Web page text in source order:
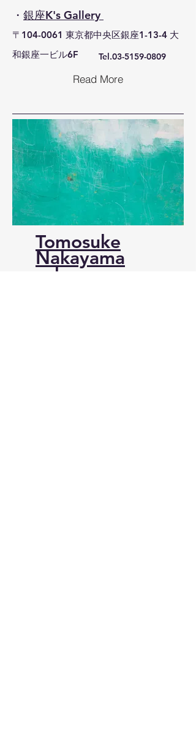
・ 銀座K's Gallery
〒104-0061 東京都中央区銀座1-13-4 大
和銀座一ビル6F
Tel.03-5159-0809
Read More
​Tomosuke
Nakayama
solo